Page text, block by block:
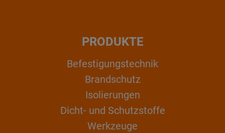
PRODUKTE
Befestigungstechnik
Brandschutz
Isolierungen
Dicht- und Schutzstoffe
Werkzeuge